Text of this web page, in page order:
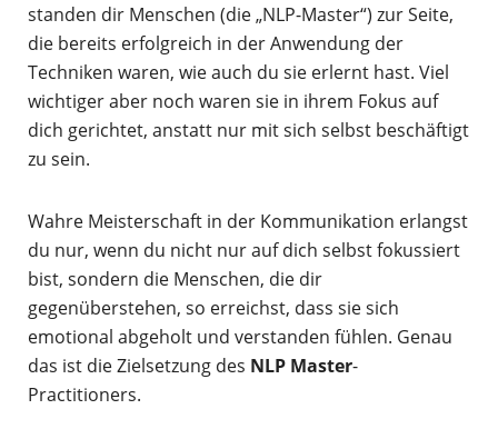
standen dir Menschen (die „NLP-Master“) zur Seite,
die bereits erfolgreich in der Anwendung der
Techniken waren, wie auch du sie erlernt hast. Viel
wichtiger aber noch waren sie in ihrem Fokus auf
dich gerichtet, anstatt nur mit sich selbst beschäftigt
zu sein.
Wahre Meisterschaft in der Kommunikation erlangst
du nur, wenn du nicht nur auf dich selbst fokussiert
bist, sondern die Menschen, die dir
gegenüberstehen, so erreichst, dass sie sich
emotional abgeholt und verstanden fühlen. Genau
das ist die Zielsetzung des NLP Master-
Practitioners.